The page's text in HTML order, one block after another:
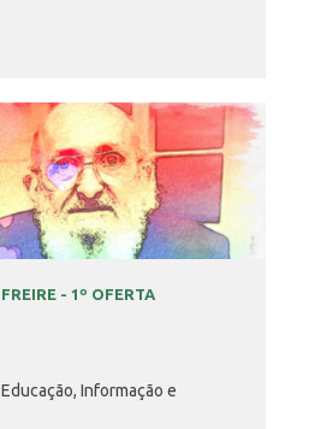
- 1º OFERTA
Informação e